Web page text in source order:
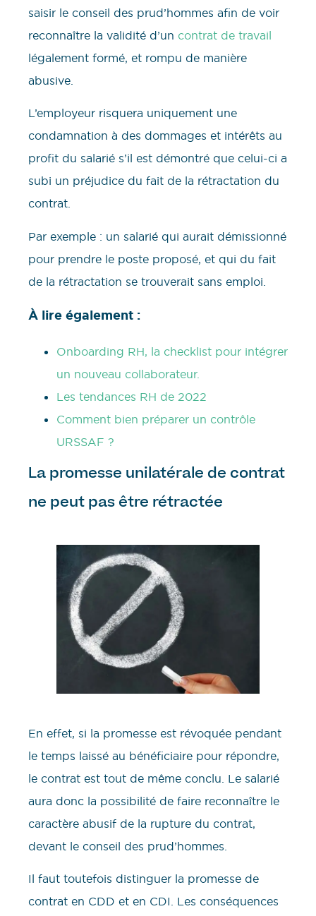
saisir le conseil des prud’hommes afin de voir
reconnaître la validité d’un contrat de travail
légalement formé, et rompu de manière
abusive.
L’employeur risquera uniquement une
condamnation à des dommages et intérêts au
profit du salarié s’il est démontré que celui-ci a
subi un préjudice du fait de la rétractation du
contrat.
Par exemple : un salarié qui aurait démissionné
pour prendre le poste proposé, et qui du fait
de la rétractation se trouverait sans emploi.
À lire également :
Onboarding RH, la checklist pour intégrer
un nouveau collaborateur.
Les tendances RH de 2022
Comment bien préparer un contrôle
URSSAF ?
La promesse unilatérale de contrat
ne peut pas être rétractée
En effet, si la promesse est révoquée pendant
le temps laissé au bénéficiaire pour répondre,
le contrat est tout de même conclu. Le salarié
aura donc la possibilité de faire reconnaître le
caractère abusif de la rupture du contrat,
devant le conseil des prud’hommes.
Il faut toutefois distinguer la promesse de
contrat en CDD et en CDI. Les conséquences